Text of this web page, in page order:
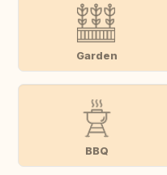
Garden
BBQ